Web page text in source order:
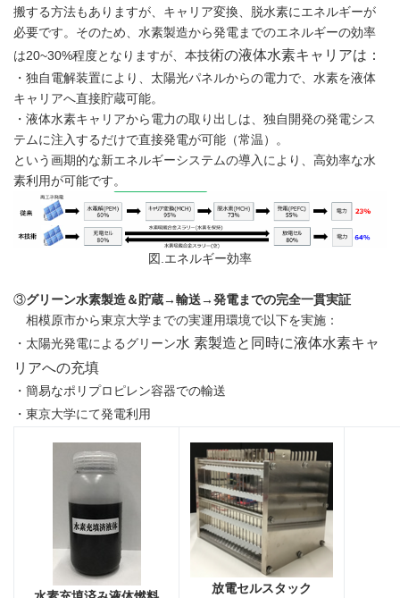
搬する方法もありますが、キャリア変換、脱水素にエネルギーが
必要です。そのため、水素製造から発電までのエネルギーの効率
は20~30%程度となりますが、本技術の液体水素キャリアは：
・独自電解装置により、太陽光パネルからの電力で、水素を液体
キャリアへ直接貯蔵可能。
・液体水素キャリアから電力の取り出しは、独自開発の発電シス
テムに注入するだけで直接発電が可能（常温）。
という画期的な新エネルギーシステムの導入により、高効率な水
素利用が可能です。
図.エネルギー効率
③グリーン水素製造＆貯蔵→輸送→発電までの完全一貫実証
相模原市から東京大学までの実運用環境で以下を実施：
・太陽光発電によるグリーン水 素製造と同時に液体水素キャ
リアへの充填
・簡易なポリプロピレン容器での輸送
・東京大学にて発電利用
放電セルスタック